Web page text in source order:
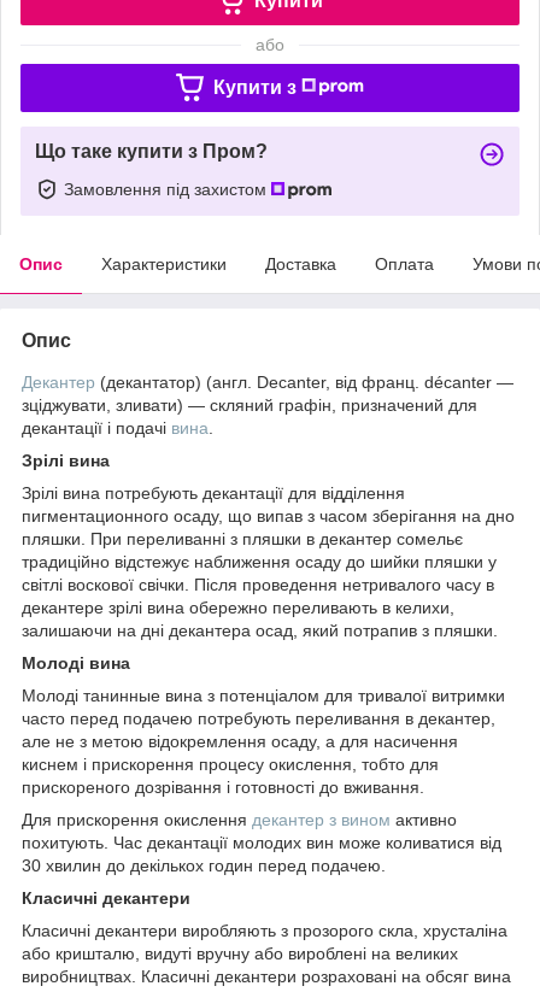
або
Купити з
Що таке купити з Пром?
Замовлення під захистом
Опис Характеристики Доставка Оплата Умови
Опис
Декантер (декантатор) (англ. Decanter, від франц. décanter —
зціджувати, зливати) — скляний графін, призначений для
декантації і подачі вина
Зрілі вина
Зрілі вина потребують декантації для відділення
пигментационного осаду, що випав з часом зберігання на дно
пляшки. При переливанні з пляшки в декантер сомельє
традиційно відстежує наближення осаду до шийки пляшки у
світлі воскової свічки. Після проведення нетривалого часу в
декантере зрілі вина обережно переливають в келихи,
залишаючи на дні декантера осад, який потрапив з пляшки.
Молоді вина
Молоді танинные вина з потенціалом для тривалої витримки
часто перед подачею потребують переливання в декантер,
але не з метою відокремлення осаду, а для насичення
киснем і прискорення процесу окислення, тобто для
прискореного дозрівання і готовності до вживання.
Для прискорення окислення декантер з вином активно
похитують. Час декантації молодих вин може коливатися від
30 хвилин до декількох годин перед подачею.
Класичні декантери
Класичні декантери виробляють з прозорого скла, хрусталіна
або кришталю, видуті вручну або вироблені на великих
виробництвах. Класичні декантери розраховані на обсяг вина